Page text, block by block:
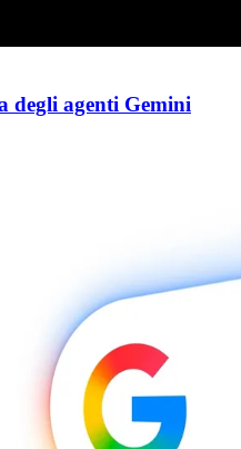
degli agenti Gemini